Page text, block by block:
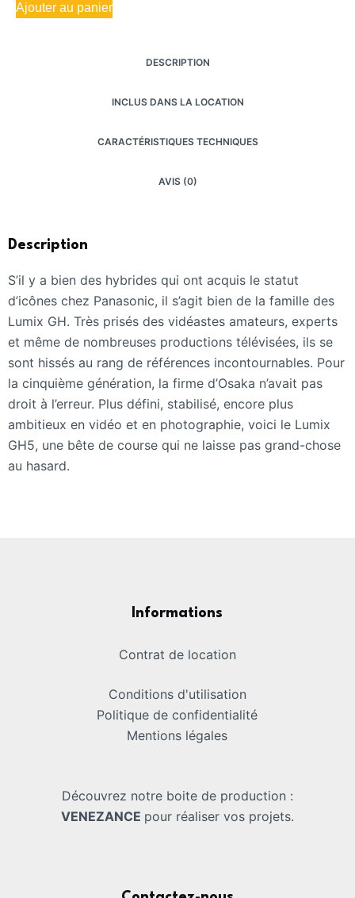
Ajouter au panier
DESCRIPTION
INCLUS DANS LA LOCATION
CARACTÉRISTIQUES TECHNIQUES
AVIS (0)
Description
S’il y a bien des hybrides qui ont acquis le statut
d’icônes chez Panasonic, il s’agit bien de la famille des
Lumix GH. Très prisés des vidéastes amateurs, experts
et même de nombreuses productions télévisées, ils se
sont hissés au rang de références incontournables. Pour
la cinquième génération, la firme d’Osaka n’avait pas
droit à l’erreur. Plus défini, stabilisé, encore plus
ambitieux en vidéo et en photographie, voici le Lumix
GH5, une bête de course qui ne laisse pas grand-chose
au hasard.
Informations
Contrat de location
Conditions d'utilisation
Politique de confidentialité
Mentions légales
Découvrez notre boite de production :
VENEZANCE pour réaliser vos projets.